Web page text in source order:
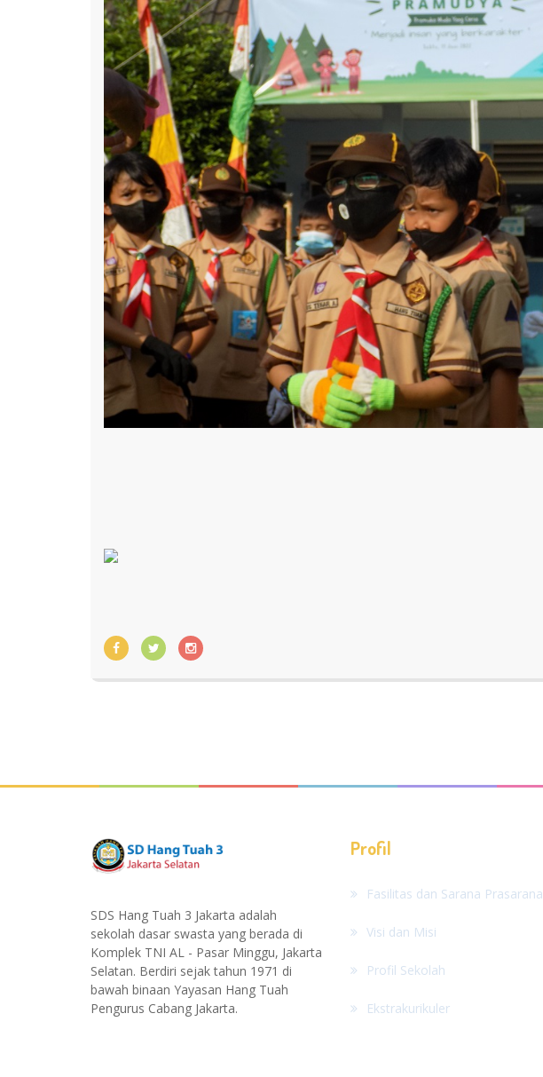
SDS Hang Tuah 3 Jakarta adalah
sekolah dasar swasta yang berada di
Komplek TNI AL - Pasar Minggu, Jakarta
Selatan. Berdiri sejak tahun 1971 di
bawah binaan Yayasan Hang Tuah
Pengurus Cabang Jakarta.
Profil
Fasilitas dan Sarana Prasarana
Visi dan Misi
Profil Sekolah
Ekstrakurikuler